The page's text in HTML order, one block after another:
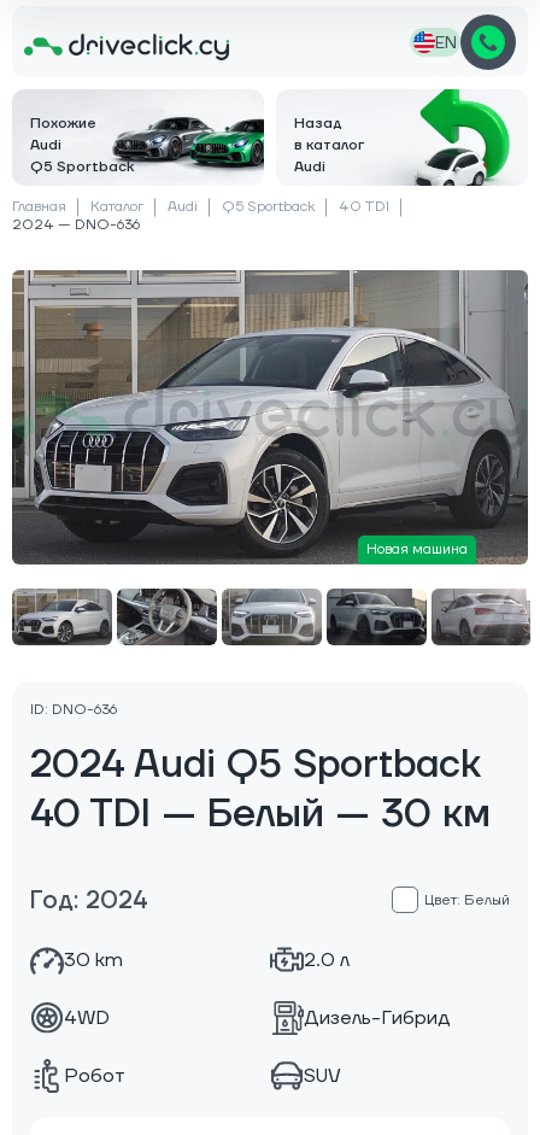
EN
Похожие
Audi
Q5 Sportback
Назад
в каталог
Audi
Главная Каталог Audi Q5 Sportback
40 TDI
2024 — DNO-636
ID: DNO-636
2024 Audi Q5 Sportback
40 TDI — Белый — 30 км
Год: 2024 Цвет: Белый
30 km 2.0 л
4WD Дизель-Гибрид
Робот SUV
Новая машина